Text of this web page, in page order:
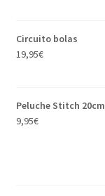
Circuito bolas
19,95€
Peluche Stitch 20cm
9,95€